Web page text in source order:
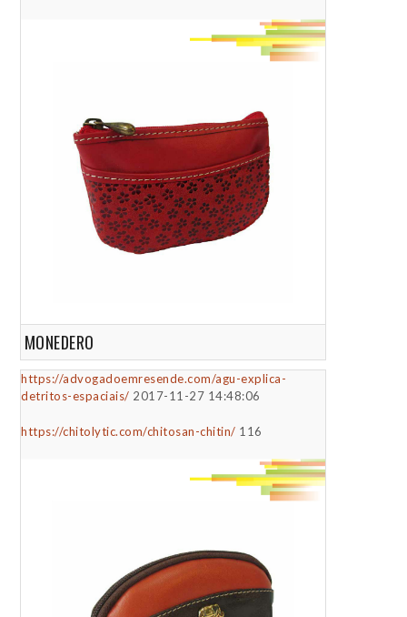
MONEDERO
https://advogadoemresende.com/agu-explica-
detritos-espaciais/ 2017-11-27 14:48:06
https://chitolytic.com/chitosan-chitin/ 116